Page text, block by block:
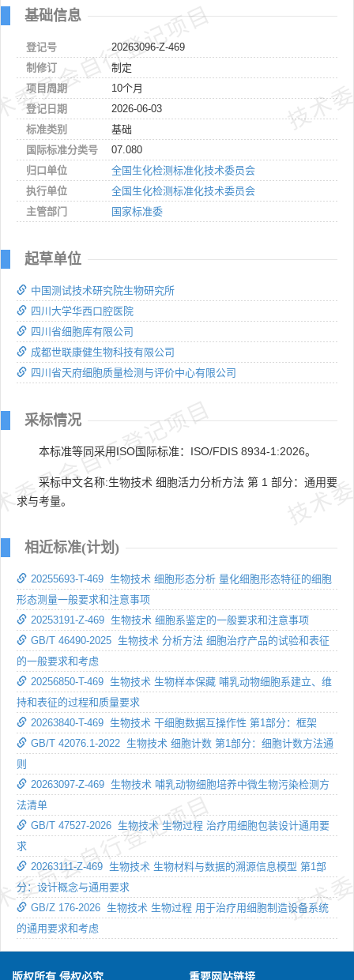
员会自行登记项目 技
员会自行登记项目 技
员会自行登记项目 技
基础信息
登记号
20263096-Z-469
制修订
制定
项目周期
10个月
登记日期
2026-06-03
标准类别
基础
国际标准分类号
07.080
归口单位
全国生化检测标准化技术委员会
执行单位
全国生化检测标准化技术委员会
主管部门
国家标准委
起草单位
中国测试技术研究院生物研究所
四川大学华西口腔医院
四川省细胞库有限公司
成都世联康健生物科技有限公司
四川省天府细胞质量检测与评价中心有限公司
采标情况
本标准等同采用ISO国际标准：ISO/FDIS 8934-1:2026。
采标中文名称:生物技术 细胞活力分析方法 第 1 部分：通用要
求与考量。
相近标准(计划)
20255693-T-469 生物技术 细胞形态分析 量化细胞形态特征的细胞
形态测量一般要求和注意事项
20253191-Z-469 生物技术 细胞系鉴定的一般要求和注意事项
GB/T 46490-2025 生物技术 分析方法 细胞治疗产品的试验和表征
的一般要求和考虑
20256850-T-469 生物技术 生物样本保藏 哺乳动物细胞系建立、维
持和表征的过程和质量要求
20263840-T-469 生物技术 干细胞数据互操作性 第1部分：框架
GB/T 42076.1-2022 生物技术 细胞计数 第1部分：细胞计数方法通
则
20263097-Z-469 生物技术 哺乳动物细胞培养中微生物污染检测方
法清单
GB/T 47527-2026 生物技术 生物过程 治疗用细胞包装设计通用要
求
20263111-Z-469 生物技术 生物材料与数据的溯源信息模型 第1部
分：设计概念与通用要求
GB/Z 176-2026 生物技术 生物过程 用于治疗用细胞制造设备系统
的通用要求和考虑
版权所有 侵权必究 重要网站链接